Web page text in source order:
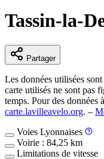
Tassin-la-
Partager
Les données utilisées
carte utilisés ne sont pas
temps. Pour des
carte.lavilleavelo.org. –
Voies Lyonnaises
Voirie : 84,25 km
Limitations de vitesse